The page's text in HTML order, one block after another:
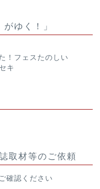
ゆく！」
！フェスたのしい
キ
取材等のご依頼
確認ください